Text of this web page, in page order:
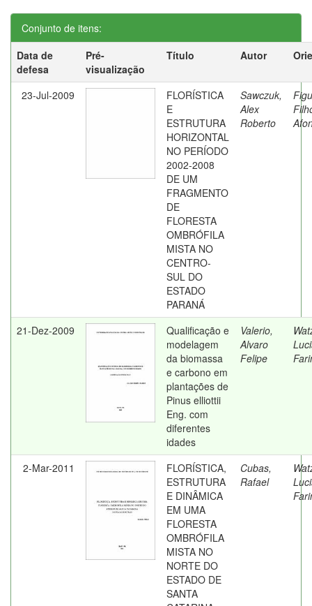
Conjunto de itens:
Data de
defesa
Pré-
visualização
Título Autor
23-Jul-2009
FLORÍSTICA
E
ESTRUTURA
HORIZONTAL
NO PERÍODO
2002-2008
DE UM
FRAGMENTO
DE
FLORESTA
OMBRÓFILA
MISTA NO
CENTRO-
SUL DO
ESTADO
PARANÁ
Sawczuk,
Alex
Roberto
21-Dez-2009
Qualificação e
modelagem
da biomassa
e carbono em
plantações de
Pinus elliottii
Eng. com
diferentes
idades
Valerio,
Alvaro
Felipe
2-Mar-2011
FLORÍSTICA,
ESTRUTURA
E DINÂMICA
EM UMA
FLORESTA
OMBRÓFILA
MISTA NO
NORTE DO
ESTADO DE
SANTA
Cubas,
Rafael